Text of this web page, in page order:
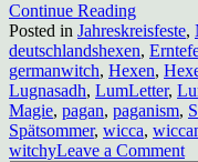
Continue Reading
Posted in Jahreskreisfeste,
deutschlandshexen,
germanwitch, Hexen,
Lugnasadh, LumLetter,
Magie, pagan, paganism,
Spätsommer, wicca,
witchyLeave a Commenton